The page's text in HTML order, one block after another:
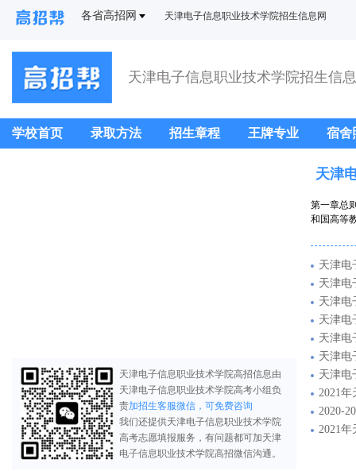
各省高招网 天津电子信息职业技术学院招生信息网
天津电子信息职业技术学院招生信
学校首页 录取方法 招生章程 王牌专业 宿舍
天津电子信息职业技术学院高招信息由
天津电子信息职业技术学院高考小组负
责加招生客服微信，可免费咨询
我们还提供天津电子信息职业技术学院
高考志愿填报服务，有问题都可加天津
电子信息职业技术学院高招微信沟通。
天津
第一章总
和国高等
天津电
天津电
天津电
天津电
天津电
天津电
天津电
2021
2020-
2021